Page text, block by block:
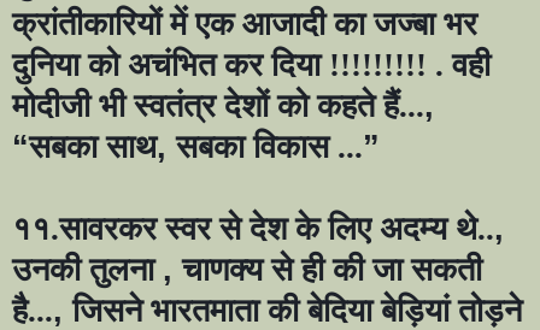
क्रांतीकारियों में एक आजादी का जज्बा भर
दुनिया को अचंभित कर दिया !!!!!!!!! . वही
मोदीजी भी स्वतंत्र देशों को कहते हैं...,
“सबका साथ,सबका विकास ...”
११.सावरकर स्वर से देश के लिए अदम्य थे..,
उनकी तुलना ,चाणक्य से ही की जा सकती
है...,जिसने भारतमाता की बेदिया बेड़ियां तोड़ने